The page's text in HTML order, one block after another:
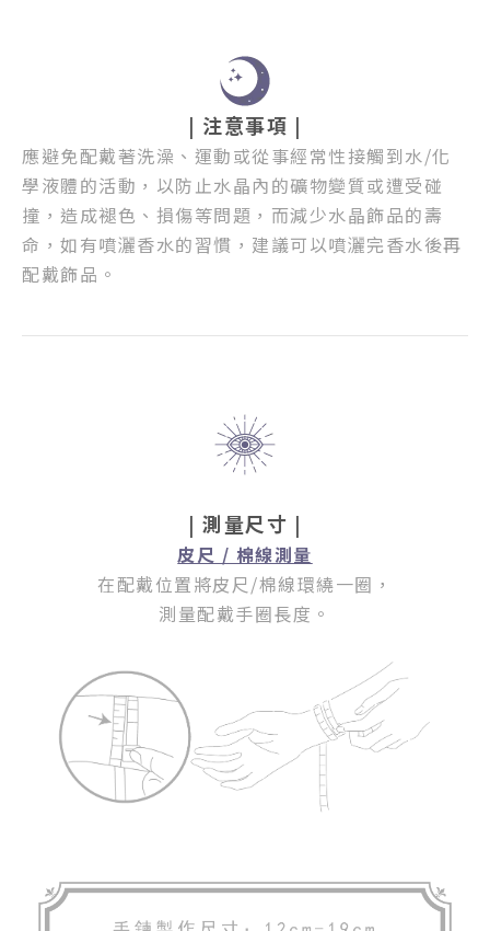
| 注意事項 |
應避免配戴著洗澡、運動或從事經常性接觸到水/化
學液體的活動，以防止水晶內的礦物變質或遭受碰
撞，造成褪色、損傷等問題，而減少水晶飾品的壽
命，如有噴灑香水的習慣，建議可以噴灑完香水後再
配戴飾品。
| 測量尺寸 |
皮尺 / 棉線測量
在配戴位置將皮尺/棉線環繞一圈 ，
測量配戴手圈長度。